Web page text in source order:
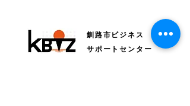
釧路市ビジネス
サポートセンター